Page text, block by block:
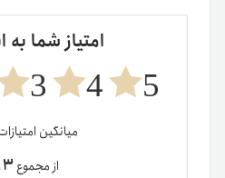
امتیاز شما به
5
4
3
میانگین
از مجموع۳